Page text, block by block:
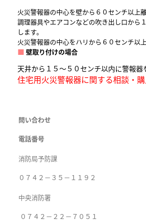
火災警報器の中心を壁から６０センチ以上離
調理器具やエアコンなどの吹き出し口から
します。
火災警報器の中心をハリから６０センチ以上
■ 壁取り付けの場合
天井から１５～５０センチ以内に警報器
住宅用火災警報器に関する相談・
問い合わせ
電話番号
消防局予防課
０７４２－３５－１１９２
中央消防署
０７４２－２２－７０５１